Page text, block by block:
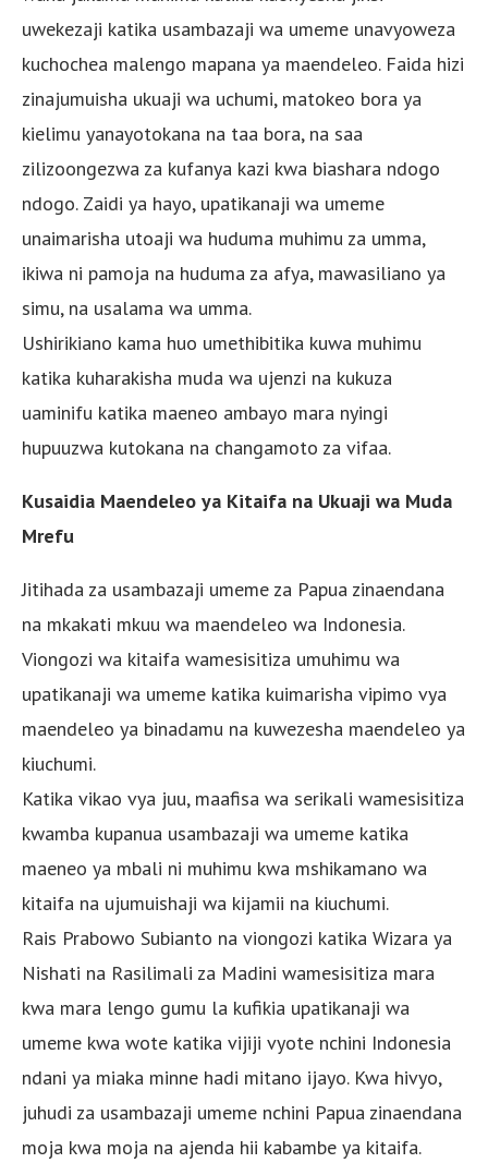
uwekezaji katika usambazaji wa umeme unavyoweza
kuchochea malengo mapana ya maendeleo. Faida hizi
zinajumuisha ukuaji wa uchumi, matokeo bora ya
kielimu yanayotokana na taa bora, na saa
zilizoongezwa za kufanya kazi kwa biashara ndogo
ndogo. Zaidi ya hayo, upatikanaji wa umeme
unaimarisha utoaji wa huduma muhimu za umma,
ikiwa ni pamoja na huduma za afya, mawasiliano ya
simu, na usalama wa umma.
Ushirikiano kama huo umethibitika kuwa muhimu
katika kuharakisha muda wa ujenzi na kukuza
uaminifu katika maeneo ambayo mara nyingi
hupuuzwa kutokana na changamoto za vifaa.
Kusaidia Maendeleo ya Kitaifa na Ukuaji wa Muda
Mrefu
Jitihada za usambazaji umeme za Papua zinaendana
na mkakati mkuu wa maendeleo wa Indonesia.
Viongozi wa kitaifa wamesisitiza umuhimu wa
upatikanaji wa umeme katika kuimarisha vipimo vya
maendeleo ya binadamu na kuwezesha maendeleo ya
kiuchumi.
Katika vikao vya juu, maafisa wa serikali wamesisitiza
kwamba kupanua usambazaji wa umeme katika
maeneo ya mbali ni muhimu kwa mshikamano wa
kitaifa na ujumuishaji wa kijamii na kiuchumi.
Rais Prabowo Subianto na viongozi katika Wizara ya
Nishati na Rasilimali za Madini wamesisitiza mara
kwa mara lengo gumu la kufikia upatikanaji wa
umeme kwa wote katika vijiji vyote nchini Indonesia
ndani ya miaka minne hadi mitano ijayo. Kwa hivyo,
juhudi za usambazaji umeme nchini Papua zinaendana
moja kwa moja na ajenda hii kabambe ya kitaifa.